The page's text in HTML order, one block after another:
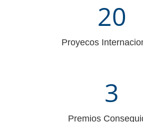
20
Proyecos
3
Premios